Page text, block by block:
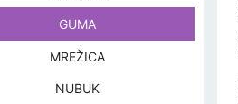
GUMA
MREŽICA
NUBUK